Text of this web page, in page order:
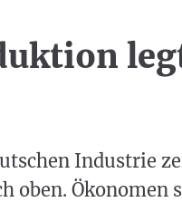
Industrie
oben. Ökonomen